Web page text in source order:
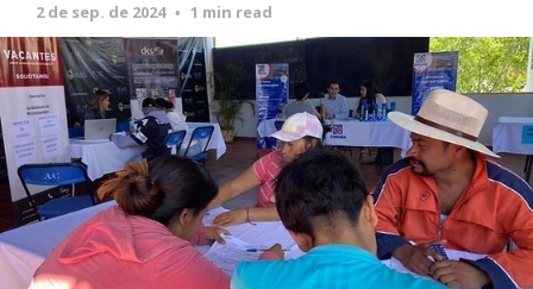
2 de sep. de 2024 1 min read